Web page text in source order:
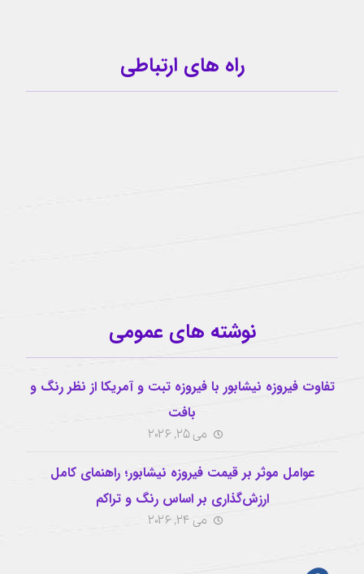
راه های ارتباطی
نوشته های عمومی
تفاوت فیروزه نیشابور با فیروزه تبت و آمریکا از نظر رنگ و
بافت
می 25, 2026
عوامل موثر بر قیمت فیروزه نیشابور؛ راهنمای کامل
ارزش‌گذاری بر اساس رنگ و تراکم
می 24, 2026